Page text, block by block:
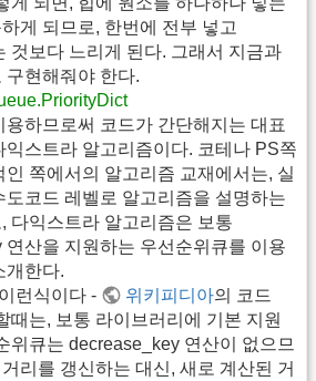
게 되므로, 한번에 전부 넣고
것보다 느리게 된다. 그래서 지금과
구현해줘야 한다.
용하므로써 코드가 간단해지는 대표
익스트라 알고리즘이다. 코테나 PS쪽
인 쪽에서의 알고리즘 교재에서는, 실
도코드 레벨로 알고리즘을 설명하는
다익스트라 알고리즘은 보통
연산을 지원하는 우선순위큐를 이용
개한다.
런식이다 -
위키피디아의 코드
때는, 보통 라이브러리에 기본 지원
위큐는 decrease_key 연산이 없으므
리를 갱신하는 대신, 새로 계산된 거